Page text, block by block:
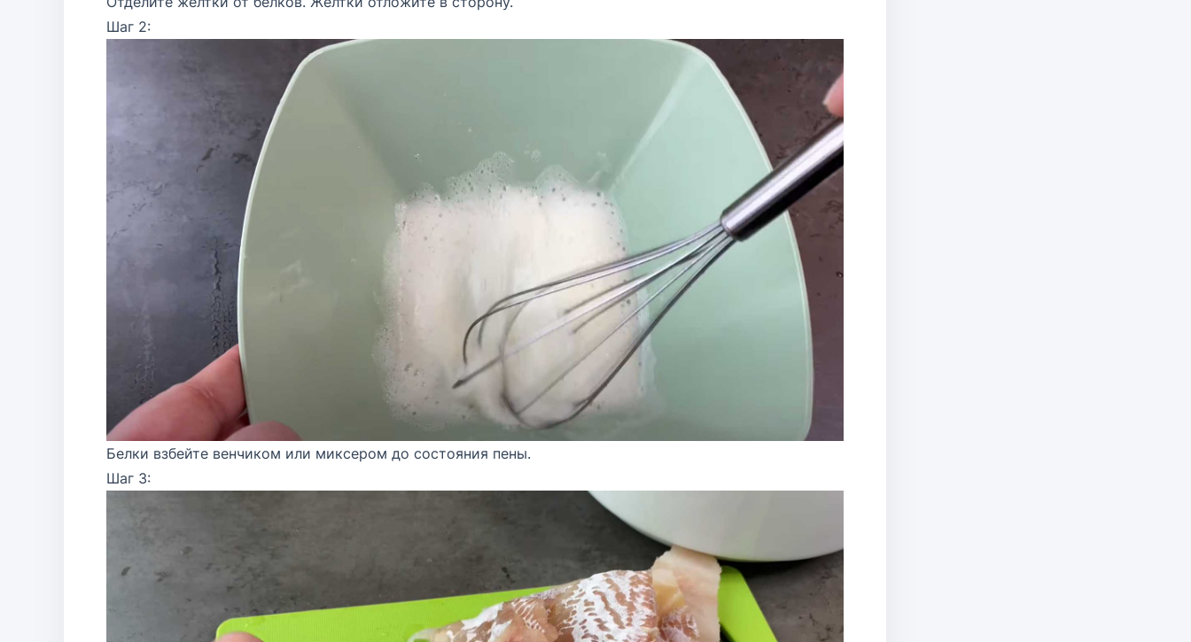
Шаг 2:
Белки взбейте венчиком или миксером до состояния пены.
Шаг 3: